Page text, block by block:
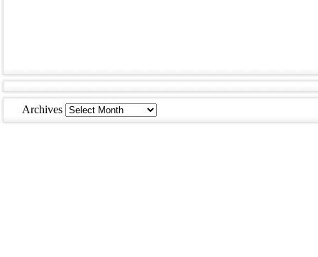
Archives Archives